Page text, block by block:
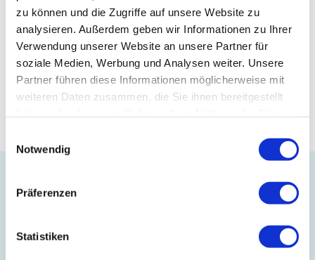
zu können und die Zugriffe auf unsere Website zu
analysieren. Außerdem geben wir Informationen zu Ihrer
Verwendung unserer Website an unsere Partner für
soziale Medien, Werbung und Analysen weiter. Unsere
Partner führen diese Informationen möglicherweise mit
weiteren Daten zusammen, die Sie ihnen bereitgestellt
Notwendig
Präferenzen
Statistiken
leistungsstarkeStromverteilerfür
maximale Effizienz und Sicherheit!
Zurück zum Glossar